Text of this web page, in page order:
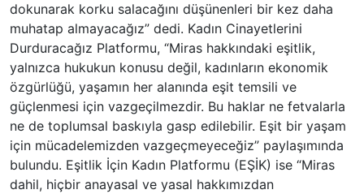
dokunarak korku salacağını düşünenleri bir kez daha
muhatap almayacağız” dedi. Kadın Cinayetlerini
Durduracağız Platformu, “Miras hakkındaki eşitlik,
yalnızca hukukun konusu değil, kadınların ekonomik
özgürlüğü, yaşamın her alanında eşit temsili ve
güçlenmesi için vazgeçilmezdir. Bu haklar ne fetvalarla
ne de toplumsal baskıyla gasp edilebilir. Eşit bir yaşam
için mücadelemizden vazgeçmeyeceğiz” paylaşımında
bulundu. Eşitlik İçin Kadın Platformu (EŞİK) ise “Miras
dahil, hiçbir anayasal ve yasal hakkımızdan